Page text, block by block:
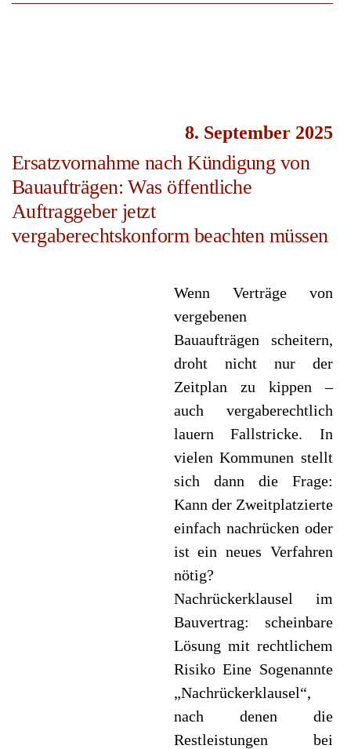
8. September 2025
Ersatzvornahme nach Kündigung von
Bauaufträgen: Was öffentliche
Auftraggeber jetzt
vergaberechtskonform beachten müssen
Wenn Verträge von
vergebenen
Bauaufträgen scheitern,
droht nicht nur der
Zeitplan zu kippen –
auch vergaberechtlich
lauern Fallstricke. In
vielen Kommunen stellt
sich dann die Frage:
Kann der Zweitplatzierte
einfach nachrücken oder
ist ein neues Verfahren
nötig?
Nachrückerklausel im
Bauvertrag: scheinbare
Lösung mit rechtlichem
Risiko Eine Sogenannte
„Nachrückerklausel“,
nach denen die
Restleistungen bei